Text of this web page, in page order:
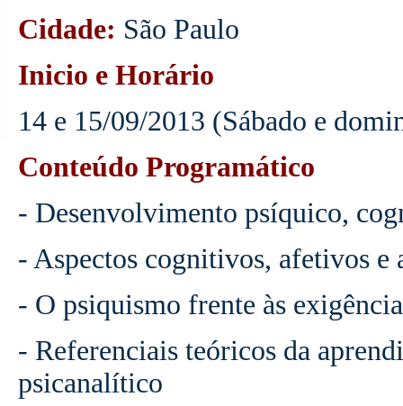
Cidade: São Paulo
Inicio e Horário
14 e 15/09/2013 (Sábado e
Conteúdo Programático
- Desenvolvimento psíquico,
- Aspectos cognitivos, afetivos e
- O psiquismo frente às
- Referenciais teóricos da
psicanalítico